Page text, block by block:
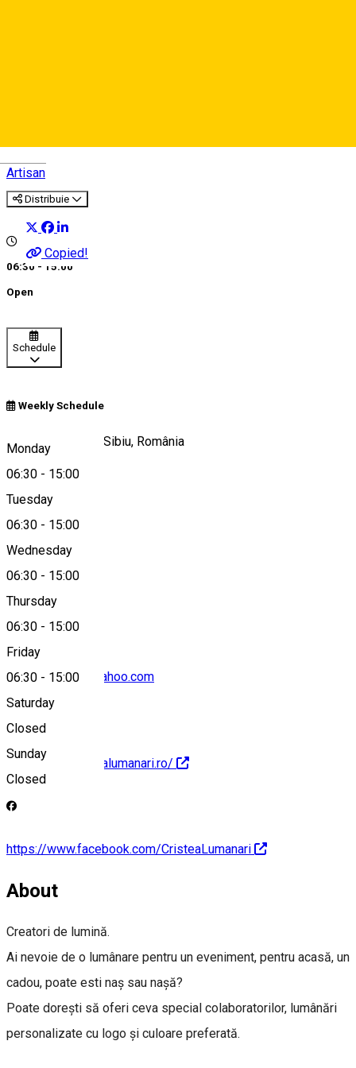
Artisan
Distribuie
Copied!
06:30 - 15:00
Open
Schedule
Weekly Schedule
Monday
06:30 - 15:00
Tuesday
06:30 - 15:00
Wednesday
06:30 - 15:00
Thursday
06:30 - 15:00
Friday
06:30 - 15:00
Saturday
Closed
Sunday
Closed
Strada Podului 1, Sibiu, România
Map
ciprian.cristea@yahoo.com
http://www.cristealumanari.ro/
https://www.facebook.com/CristeaLumanari
About
Creatori de lumină.
Ai nevoie de o lumânare pentru un eveniment, pentru acasă, un
cadou, poate esti naș sau nașă?
Poate dorești să oferi ceva special colaboratorilor, lumânări
personalizate cu logo și culoare preferată.